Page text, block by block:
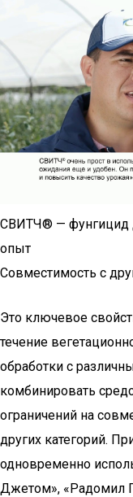
СВИТЧ® — фунгицид
опыт
Совместимость с
Это ключевое
течение
обработки с
комбинировать
ограничений на
других категорий.
одновременно
Джетом», «Радомил